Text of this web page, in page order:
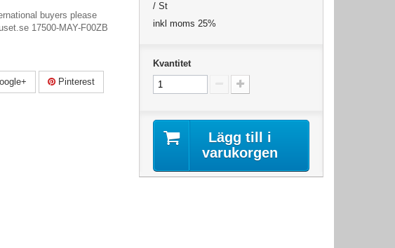
buyers please
17500-MAY-F00ZB
Pinterest
/ St
inkl moms 25%
Kvantitet
Lägg till i
varukorgen